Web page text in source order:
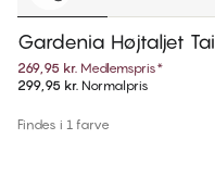
Gardenia Højtaljet Tai
269,95 kr. Medlemspris*
299,95 kr. Normalpris
Findes i 1 farve